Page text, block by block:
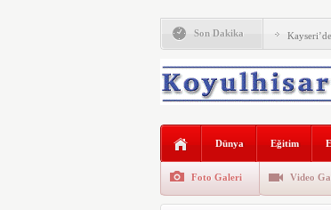
Son Dakika
Sivas
Dünya Eğitim
Foto Galeri Video